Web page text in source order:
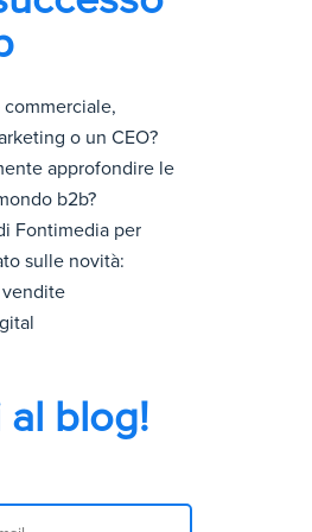
o un CEO?
approfondire le
b2b?
Fontimedia per
sulle novità:
al blog!